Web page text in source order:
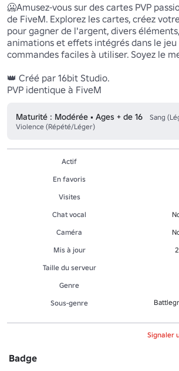
🥶Amusez-vous sur des cartes PVP
de FiveM. Explorez les cartes, créez
pour gagner de l'argent, divers
animations et effets intégrés dans le jeu
commandes faciles à utiliser. Soyez le
👑 Créé par 16bit Studio.
PVP identique à FiveM
Maturité : Modérée • Ages + de 16
Sang
Violence (Répété/Léger)
Actif
En favoris
Visites
Chat vocal
Caméra
Mis à jour
Taille du serveur
Genre
Sous-genre
Signaler
Badge